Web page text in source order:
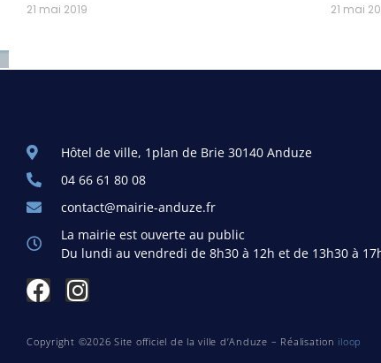
21 mai 2019 21 mai
Hôtel de ville, 1plan de Brie 30140 Anduze
04 66 61 80 08
contact@mairie-anduze.fr
La mairie est ouverte au public
Du lundi au vendredi de 8h30 à 12h et de 13h30 à
Copyright ©2026 Site officiel de la ville d’Anduze – Réalisation iloop